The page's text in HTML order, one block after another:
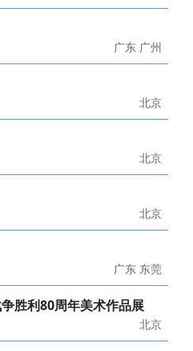
广东 广州
北京
北京
北京
广东 东莞
胜利80周年美术作品展
北京